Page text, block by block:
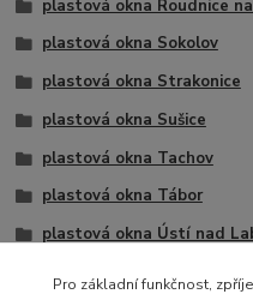
plastová okna Roudnice
plastová okna Sokolov
plastová okna Strakonice
plastová okna Sušice
plastová okna Tachov
plastová okna Tábor
plastová okna Ústí nad
plastová okna Žatec
Pro základní funkčnost,